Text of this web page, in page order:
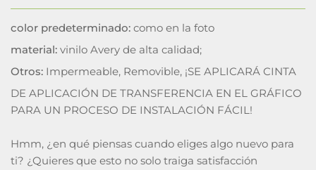
color predeterminado: como en la foto
material: vinilo Avery de alta calidad;
Otros: Impermeable, Removible, ¡SE APLICARÁ CINTA
DE APLICACIÓN DE TRANSFERENCIA EN EL GRÁFICO
PARA UN PROCESO DE INSTALACIÓN FÁCIL!
Hmm, ¿en qué piensas cuando eliges algo nuevo para
ti? ¿Quieres que esto no solo traiga satisfacción